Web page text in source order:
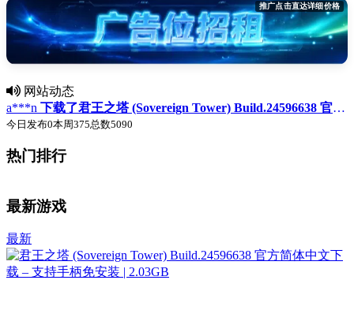
推广点击直达详细价格
网站动态
a***n 下载了君王之塔 (Sovereign Tower) Build.24596638 官方简体中文下载 – 支持手柄免安装 | 2.03GB
今日发布0本周375总数5090
热门排行
最新游戏
最新